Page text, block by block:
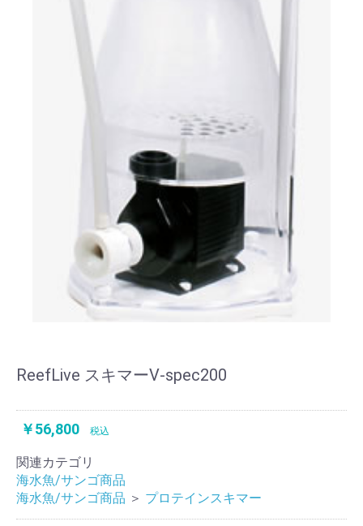
ReefLive スキマーV-spec200
￥56,800 税込
関連カテゴリ
海水魚/サンゴ商品
海水魚/サンゴ商品 ＞ プロテインスキマー